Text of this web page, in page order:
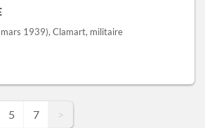
1939), Clamart, militaire
5 7 >